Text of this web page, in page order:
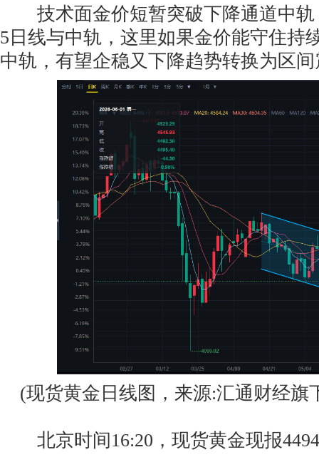
技术面金价短暂突破下降通道中轨
5日线与中轨，这里如果金价能守住持
中轨，有望企稳又下降趋势转换为区
(现货黄金日线图，来源:汇通财经旗
北京时间16:20，现货黄金现报